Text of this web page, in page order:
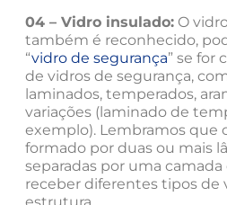
04 – Vidro insulado: O
também é reconhecido,
“vidro de segurança” se for
de vidros de segurança,
laminados, temperados,
variações (laminado de
exemplo). Lembramos que
formado por duas ou mais
separadas por uma camada
receber diferentes tipos de